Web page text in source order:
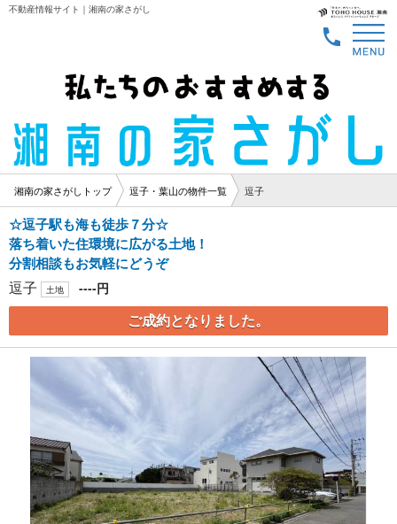
不動産情報サイト｜湘南の家さがし
湘南の家さがしトップ 逗子・葉山の物件一覧 逗子
☆逗子駅も海も徒歩７分☆
落ち着いた住環境に広がる土地！
分割相談もお気軽にどうぞ
逗子 土地 ----円
ご成約となりました。